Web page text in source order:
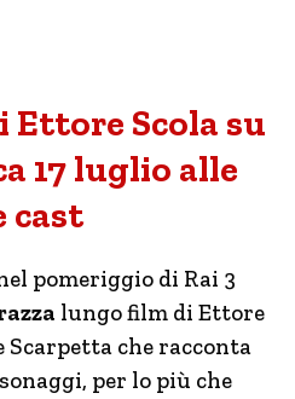
Ettore Scola su
17 luglio alle
cast
pomeriggio di Rai 3
lungo film di Ettore
Scarpetta che racconta
per lo più che